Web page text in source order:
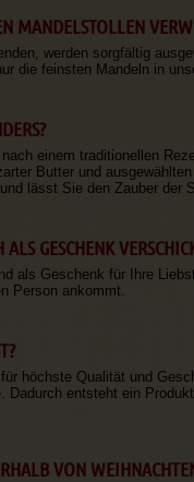
MANDELSTOLLEN
werden sorgfältig
die feinsten Mandeln in
einem traditionellen
Butter und
lässt Sie den Zauber der
GESCHENK
als Geschenk für Ihre
Person ankommt.
höchste Qualität und
Dadurch entsteht ein
VON